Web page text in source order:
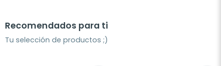
Recomendados para ti
Tu selección de productos ;)